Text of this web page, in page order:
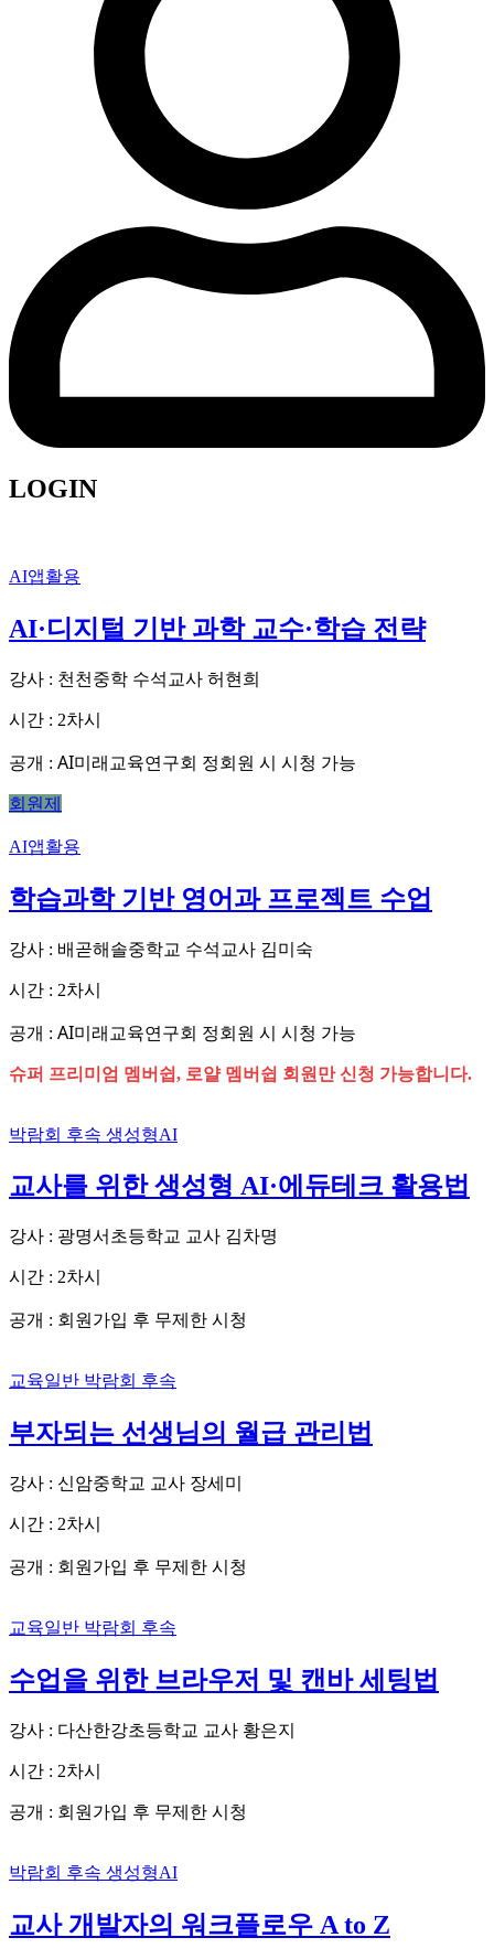
LOGIN
AI앱활용
AI·디지털 기반 과학 교수·학습 전략
강사 : 천천중학 수석교사 허현희
시간 : 2차시
공개 : AI미래교육연구회 정회원 시 시청 가능
회원제
AI앱활용
학습과학 기반 영어과 프로젝트 수업
강사 : 배곧해솔중학교 수석교사 김미숙
시간 : 2차시
공개 : AI미래교육연구회 정회원 시 시청 가능
슈퍼 프리미엄 멤버쉽, 로얄 멤버쉽 회원만 신청 가능합니다.
박람회 후속 생성형AI
교사를 위한 생성형 AI·에듀테크 활용법
강사 : 광명서초등학교 교사 김차명
시간 : 2차시
공개 : 회원가입 후 무제한 시청
교육일반 박람회 후속
부자되는 선생님의 월급 관리법
강사 : 신암중학교 교사 장세미
시간 : 2차시
공개 : 회원가입 후 무제한 시청
교육일반 박람회 후속
수업을 위한 브라우저 및 캔바 세팅법
강사 : 다산한강초등학교 교사 황은지
시간 : 2차시
공개 : 회원가입 후 무제한 시청
박람회 후속 생성형AI
교사 개발자의 워크플로우 A to Z